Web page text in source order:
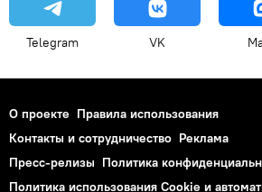
Telegram VK
О проекте Правила использования
Контакты и сотрудничество Реклама
Пресс-релизы Политика
Политика использования Cookie и